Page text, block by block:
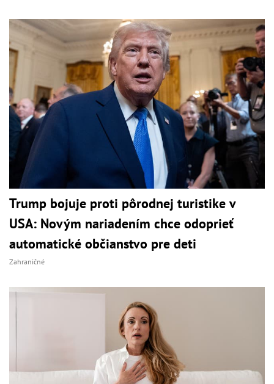
Trump bojuje proti pôrodnej turistike v
USA: Novým nariadením chce odoprieť
automatické občianstvo pre deti
Zahraničné